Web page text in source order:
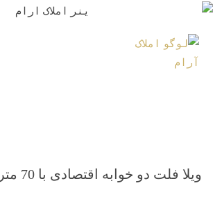
ویلا فلت دو خوابه اقتصادی با 70 متر بنا